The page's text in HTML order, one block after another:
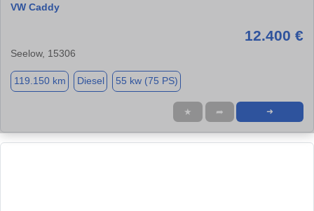
VW Caddy
12.400 €
Seelow, 15306
119.150 km Diesel 55 kw (75 PS)
★ ➦ ➜